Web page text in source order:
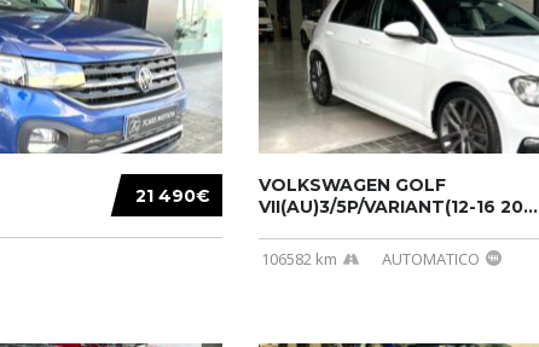
21 490€
VOLKSWAGEN GOLF
VII(AU)3/5P/VARIANT(12-16 20...
106582 km AUTOMATICO